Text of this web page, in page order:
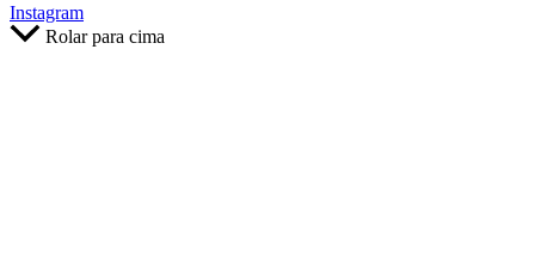
Instagram
Rolar para cima